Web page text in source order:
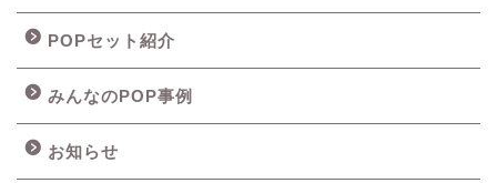
POPセット紹介
みんなのPOP事例
お知らせ